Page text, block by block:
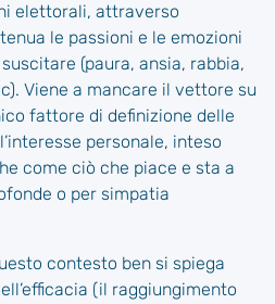
elettorali, attraverso
le passioni e le emozioni
(paura, ansia, rabbia,
Viene a mancare il vettore su
fattore di definizione delle
personale, inteso
come ciò che piace e sta a
o per simpatia
contesto ben si spiega
(il raggiungimento